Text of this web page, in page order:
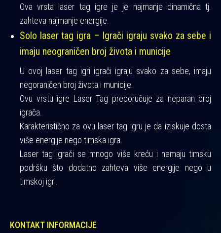
Ova vrsta laser tag igre je je najmanje dinamična tj.
zahteva najmanje energije.
Solo laser tag igra – Igrači igraju svako za sebe i
imaju neograničen broj života i municije
U ovoj laser tag igri igrači igraju svako za sebe, imaju
negoraničen broj života i municije.
Ovu vrstu igre Laser Tag preporučuje za neparan broj
igrača.
Karakteristično za ovu laser tag igru je da iziskuje dosta
više energije nego timska igra.
Laser tag igrači se mnogo više kreću i nemaju timsku
podršku što dodatno zahteva više energije nego u
timskoj igri.
KONTAKT INFORMACIJE